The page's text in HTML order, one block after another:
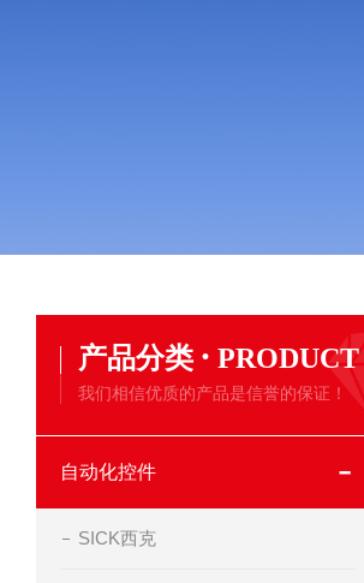
产品分类 · PRODUCT
我们相信优质的产品是信誉的保证！
自动化控件
SICK西克